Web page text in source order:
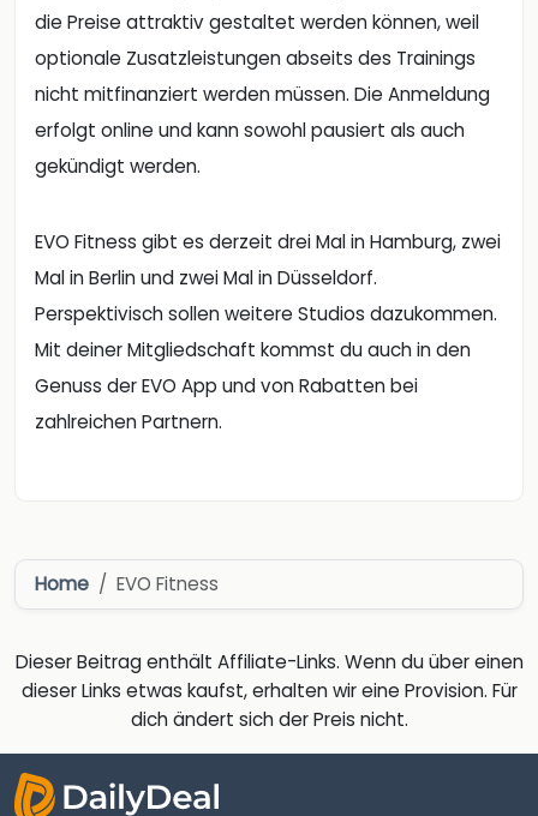
die Preise attraktiv gestaltet werden können, weil
optionale Zusatzleistungen abseits des Trainings
nicht mitfinanziert werden müssen. Die Anmeldung
erfolgt online und kann sowohl pausiert als auch
gekündigt werden.
EVO Fitness gibt es derzeit drei Mal in Hamburg, zwei
Mal in Berlin und zwei Mal in Düsseldorf.
Perspektivisch sollen weitere Studios dazukommen.
Mit deiner Mitgliedschaft kommst du auch in den
Genuss der EVO App und von Rabatten bei
zahlreichen Partnern.
Home EVO Fitness
Dieser Beitrag enthält Affiliate-Links. Wenn du über einen
dieser Links etwas kaufst, erhalten wir eine Provision. Für
dich ändert sich der Preis nicht.